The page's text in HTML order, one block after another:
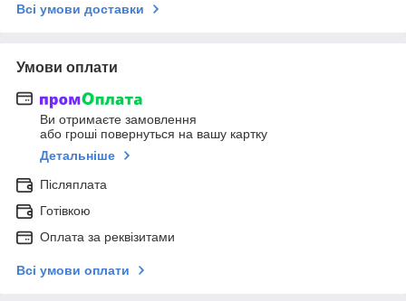
Всі умови доставки
Умови оплати
Ви отримаєте замовлення
або гроші повернуться на вашу картку
Детальніше
Післяплата
Готівкою
Оплата за реквізитами
Всі умови оплати